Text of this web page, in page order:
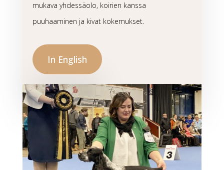
mukava yhdessäolo, koirien kanssa
puuhaaminen ja kivat kokemukset.
In English